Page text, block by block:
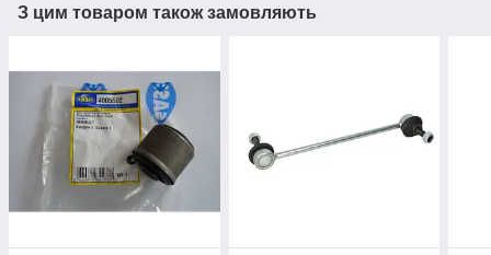
З цим товаром також замовляють